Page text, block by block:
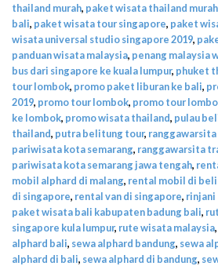
thailand murah, paket wisata thailand murah
bali, paket wisata tour singapore, paket
wisata universal studio singapore 2019,
panduan wisata malaysia, penang malaysia
bus dari singapore ke kuala lumpur, phuket
tour lombok, promo paket liburan ke bali,
2019, promo tour lombok, promo tour
ke lombok, promo wisata thailand, pulau
thailand, putra belitung tour, ranggawarsita
pariwisata kota semarang, ranggawarsita
pariwisata kota semarang jawa tengah,
mobil alphard di malang, rental mobil di
di singapore, rental van di singapore,
paket wisata bali kabupaten badung bali,
singapore kula lumpur, rute wisata malaysia,
alphard bali, sewa alphard bandung, sewa
alphard di bali, sewa alphard di bandung,